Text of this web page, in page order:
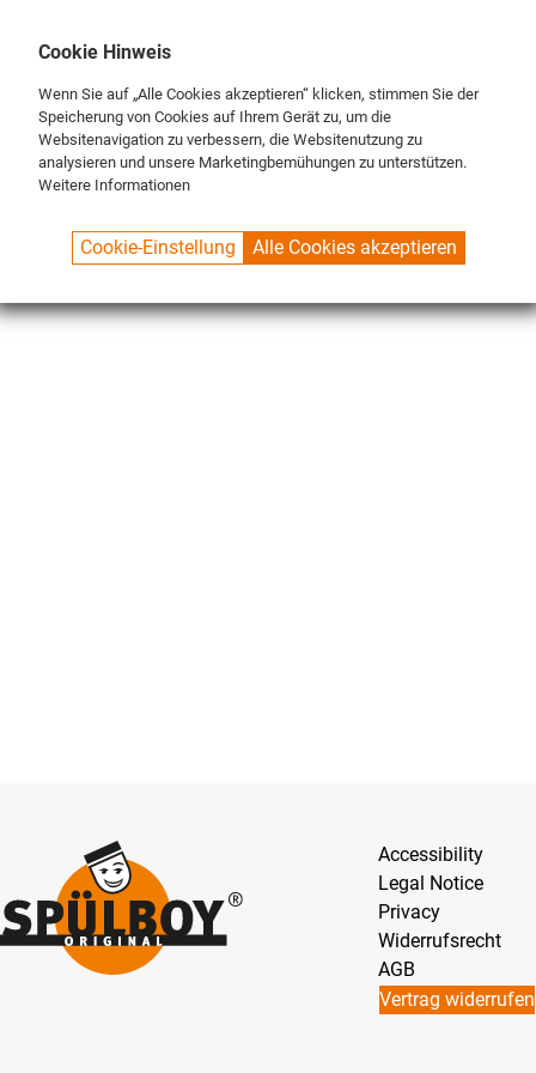
SPUELBOY.DE SHOP CLASSIC LINE
Accessibility
Legal Notice
Privacy
Widerrufsrecht
AGB
Vertrag widerrufen
Cookie Hinweis
Wenn Sie auf „Alle Cookies akzeptieren“ klicken, stimmen Sie der
Speicherung von Cookies auf Ihrem Gerät zu, um die
Websitenavigation zu verbessern, die Websitenutzung zu
analysieren und unsere Marketingbemühungen zu unterstützen.
Weitere Informationen
Cookie-Einstellung Alle Cookies akzeptieren